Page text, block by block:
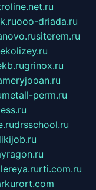
ooo-driada.ru
siterem.ru
grinox.ru
metall-perm.ru
drsschool.ru
rti.com.ru